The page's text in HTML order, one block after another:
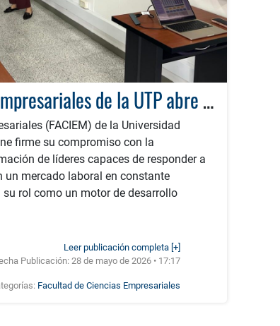
Facultad de Ciencias Empresariales de la UTP abre inscripciones: una apuesta por los profesionales que transforman el futuro
(FACIEM) de la Universidad
firme su compromiso con la
de líderes capaces de responder a
un mercado laboral en constante
rol como un motor de desarrollo
Leer publicación completa [+]
Publicación: 28 de mayo de 2026 • 17:17
Facultad de Ciencias Empresariales